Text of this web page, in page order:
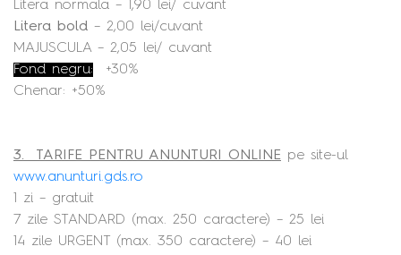
Litera normala – 1,90 lei/ cuvant
Litera bold – 2,00 lei/cuvant
MAJUSCULA – 2,05 lei/ cuvant
Fond negru: +30%
Chenar: +50%
3. TARIFE PENTRU ANUNTURI ONLINE pe site-ul
www.anunturi.gds.ro
1 zi – gratuit
7 zile STANDARD (max. 250 caractere) – 25 lei
14 zile URGENT (max. 350 caractere) – 40 lei